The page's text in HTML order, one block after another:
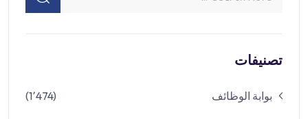
تصنيفات
بوابة الوظائف (1٬474)